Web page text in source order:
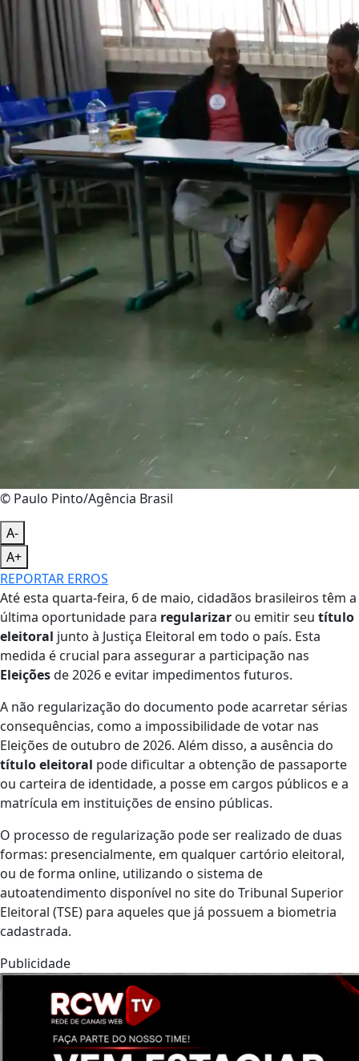
© Paulo Pinto/Agência Brasil
A-
A+
REPORTAR ERROS
Até esta quarta-feira, 6 de maio, cidadãos brasileiros têm a
última oportunidade para regularizar ou emitir seu título
eleitoral junto à Justiça Eleitoral em todo o país. Esta
medida é crucial para assegurar a participação nas
Eleiçõesde 2026 e evitar impedimentos futuros.
A não regularização do documento pode acarretar sérias
consequências, como a impossibilidade de votar nas
Eleições de outubro de 2026. Além disso, a ausência do
título eleitoral pode dificultar a obtenção de passaporte
ou carteira de identidade, a posse em cargos públicos e a
matrícula em instituições de ensino públicas.
O processo de regularização pode ser realizado de duas
formas: presencialmente, em qualquer cartório eleitoral,
ou de forma online, utilizando o sistema de
autoatendimento disponível no site do Tribunal Superior
Eleitoral (TSE) para aqueles que já possuem a biometria
cadastrada.
Publicidade